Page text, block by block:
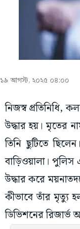
১৯ আগস্ট, ২০২৫ ০৪:০০
নিজস্ব প্রতিনিধি,
উদ্ধার হয়। মৃতের
তিনি ছুটিতে
বাড়িওয়ালা।
উদ্ধার করে
কীভাবে তাঁর মৃত্যু
ডিভিশনের